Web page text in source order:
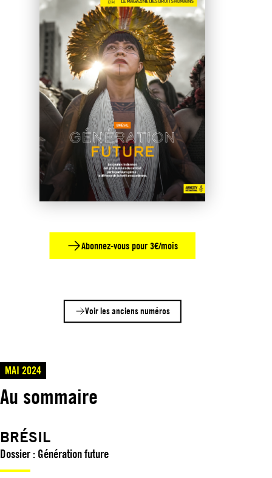
Abonnez-vous pour 3€/mois
Voir les anciens numéros
MAI 2024
Au sommaire
BRÉSIL
Dossier : Génération future